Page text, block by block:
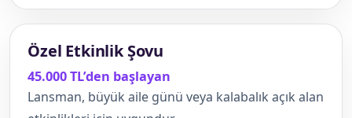
Özel Etkinlik Şovu
45.000 TL’den başlayan
Lansman, büyük aile günü veya kalabalık açık alan